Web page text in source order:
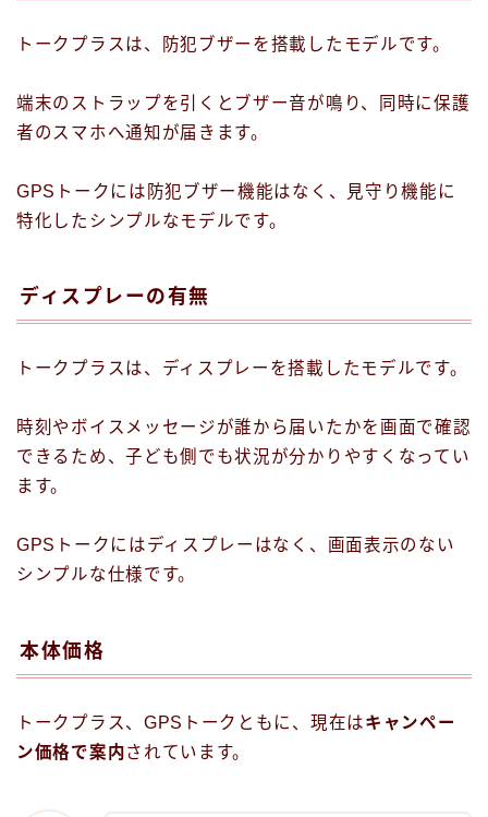
トークプラスは、防犯ブザーを搭載したモデルです。
端末のストラップを引くとブザー音が鳴り、同時に保護
者のスマホへ通知が届きます。
GPSトークには防犯ブザー機能はなく、見守り機能に
特化したシンプルなモデルです。
ディスプレーの有無
トークプラスは、ディスプレーを搭載したモデルです。
時刻やボイスメッセージが誰から届いたかを画面で確認
できるため、子ども側でも状況が分かりやすくなってい
ます。
GPSトークにはディスプレーはなく、画面表示のない
シンプルな仕様です。
本体価格
トークプラス、GPSトークともに、現在はキャンペー
ン価格で案内されています。